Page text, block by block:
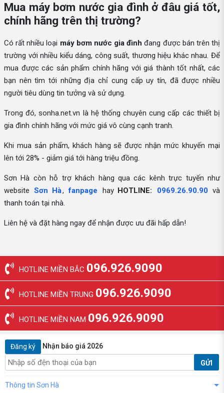
Mua máy bơm nước gia đình ở đâu giá tốt,
chính hãng trên thị trường?
Có rất nhiều loại máy bơm nước gia đình đang được bán trên thị
trường với nhiều kiểu dáng, công suất, thương hiệu khác nhau. Để
mua được các sản phẩm chính hãng với giá thành tốt nhất, các
bạn nên tìm tới những địa chỉ cung cấp uy tín, đã được nhiều
người tiêu dùng tin tưởng và sử dụng.
Trong đó, sonha.net.vn là hệ thống chuyên cung cấp các thiết bị
gia đình chính hãng với mức giá vô cùng cạnh tranh.
Khi mua sản phẩm, khách hàng sẽ được nhận mức khuyến mại
lên tới 28% - giảm giá tới hàng triệu đồng.
Sơn Hà còn hỗ trợ khách hàng qua các kênh trực tuyến như
website Sơn Hà, fanpage hay HOTLINE: 0969.26.90.90 và
thanh toán tại nhà.
Liên hệ và đặt hàng ngay để nhận được ưu đãi hấp dẫn!
HOTLINE MIỀN BẮC 096.926.9090
HOTLINE MIỀN TRUNG 096.926.9090
HOTLINE MIỀN NAM 096.926.9090
Đăng ký Nhận báo giá 2026
GỬI
Thông tin Sơn Hà